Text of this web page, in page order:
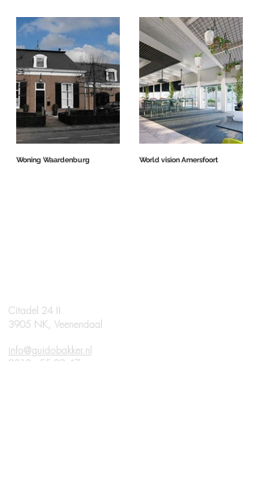
Woning Waardenburg World vision Amersfoort
Citadel 24 II
3905 NK, Veenendaal
info@guidobakker.nl
0318 - 55 22 47